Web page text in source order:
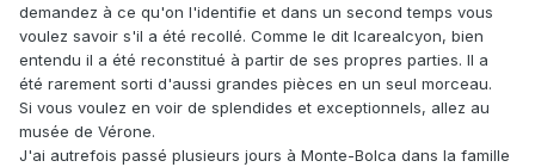
demandez à ce qu'on l'identifie et dans un second temps vous
voulez savoir s'il a été recollé. Comme le dit Icarealcyon, bien
entendu il a été reconstitué à partir de ses propres parties. Il a
été rarement sorti d'aussi grandes pièces en un seul morceau.
Si vous voulez en voir de splendides et exceptionnels, allez au
musée de Vérone.
J'ai autrefois passé plusieurs jours à Monte-Bolca dans la famille